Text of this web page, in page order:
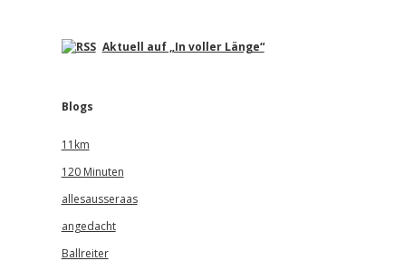
Aktuell auf „In voller Länge“
Blogs
11km
120 Minuten
allesausseraas
angedacht
Ballreiter